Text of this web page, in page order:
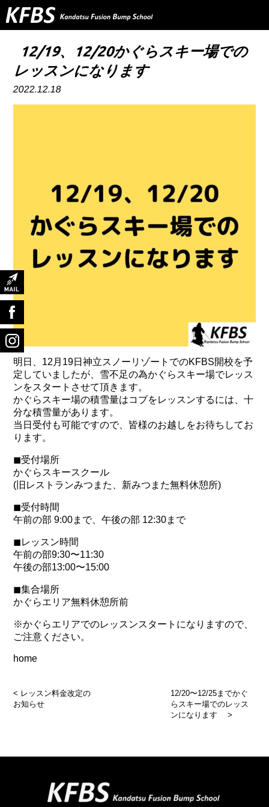
TOP
ABOUT US
PROGRAM
CONTACT
RESERVE
PRIVERCYPOLICY
12/19、12/20かぐらスキー場での
レッスンになります
2022.12.18
明日、12月19日神立スノーリゾートでのKFBS開校を予
定していましたが、雪不足の為かぐらスキー場でレッス
ンをスタートさせて頂きます。
かぐらスキー場の積雪量はコブをレッスンするには、十
分な積雪量があります。
当日受付も可能ですので、皆様のお越しをお待ちしてお
ります。
◼︎受付場所
かぐらスキースクール
(旧レストランみつまた、新みつまた無料休憩所)
◼︎受付時間
午前の部 9:00まで、午後の部 12:30まで
◼︎レッスン時間
午前の部9:30〜11:30
午後の部13:00〜15:00
◼︎集合場所
かぐらエリア無料休憩所前
※かぐらエリアでのレッスンスタートになりますので、
ご注意ください。
home
< レッスン料金改定の
お知らせ
12/20〜12/25までかぐ
らスキー場でのレッス
ンになります
>